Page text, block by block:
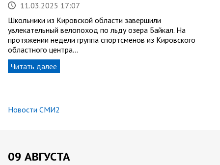
11.03.2025 17:07
Школьники из Кировской области завершили
увлекательный велопоход по льду озера Байкал. На
протяжении недели группа спортсменов из Кировского
областного центра…
Читать далее
Новости СМИ2
09 АВГУСТА